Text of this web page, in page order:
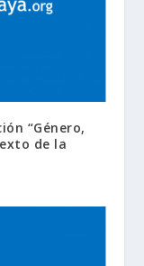
“Género,
de la